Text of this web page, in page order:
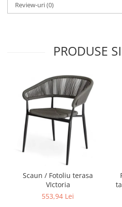
Review-uri(0)
PRODUSE
Scaun / Fotoliu terasa
VIctoria
553,94 Lei